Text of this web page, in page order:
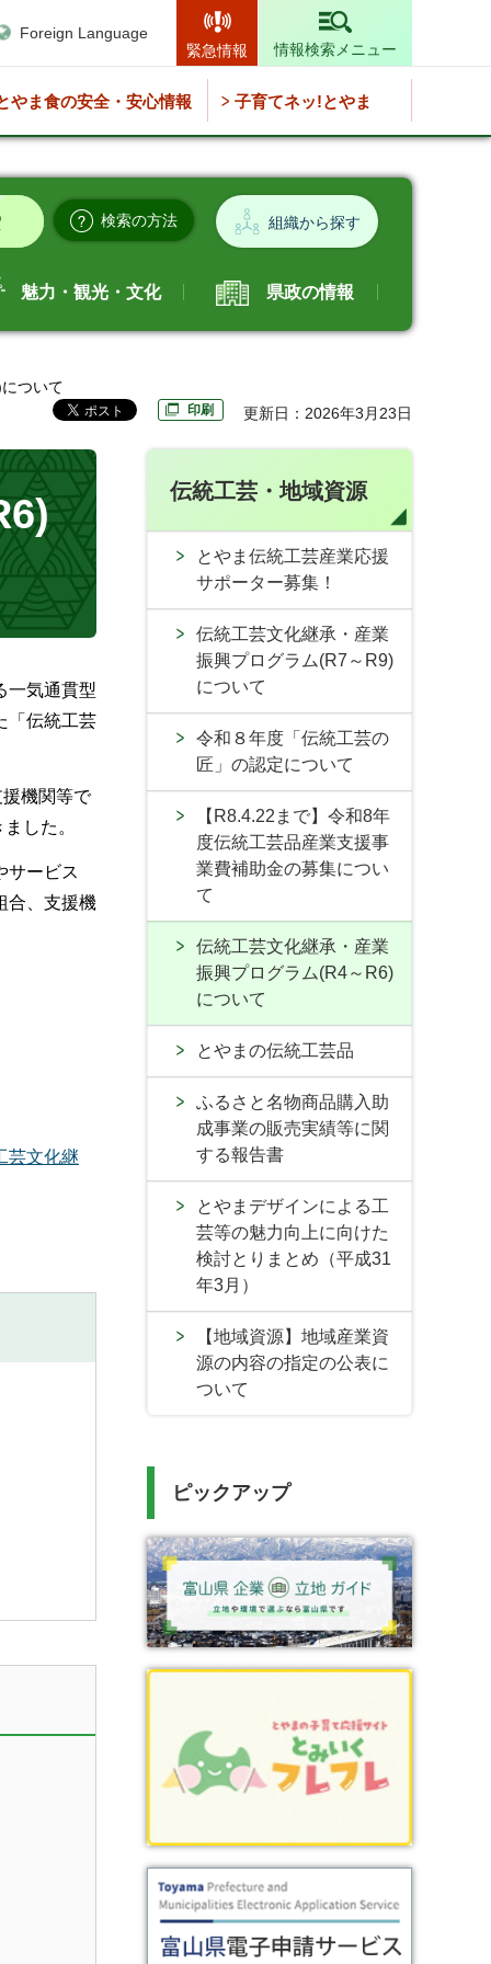
Foreign Language
緊急情報
情報検索メニュー
やま食の安全・安心情報 子育てネッ!とやま
検索の方法 組織から探す
魅力・観光・文化 県政の情報
ついて
印刷 更新日：2026年3月23日
一気通貫型
「伝統工芸
機関等で
した。
サービス
合、支援機
芸文化継
伝統工芸・地域資源
とやま伝統工芸産業応援
サポーター募集！
伝統工芸文化継承・産業
振興プログラム(R7～R9)
について
令和８年度「伝統工芸の
匠」の認定について
【R8.4.22まで】令和8年
度伝統工芸品産業支援事
業費補助金の募集につい
て
伝統工芸文化継承・産業
振興プログラム(R4～R6)
について
とやまの伝統工芸品
ふるさと名物商品購入助
成事業の販売実績等に関
する報告書
とやまデザインによる工
芸等の魅力向上に向けた
検討とりまとめ（平成31
年3月）
【地域資源】地域産業資
源の内容の指定の公表に
ついて
ピックアップ